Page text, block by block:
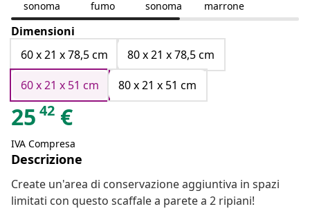
sonoma
fumo
sonoma
marrone
Dimensioni
60 x 21 x 78,5 cm
80 x 21 x 78,5 cm
60 x 21 x 51 cm
80 x 21 x 51 cm
25 42 €
IVA Compresa
Descrizione
Create un'area di conservazione aggiuntiva in spazi
limitati con questo scaffale a parete a 2 ripiani!